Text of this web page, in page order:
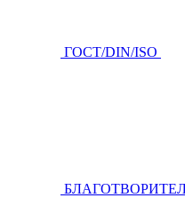
ГOCТ/DIN/ISO